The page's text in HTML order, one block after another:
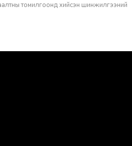
томилгоонд хийсэн шинжилгээний